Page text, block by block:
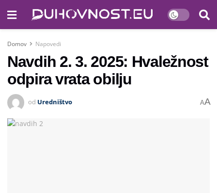
Domov Napovedi
Navdih 2. 3. 2025: Hvaležnost
odpira vrata obilju
od Uredništvo AA